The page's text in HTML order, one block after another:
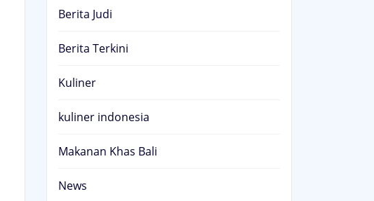
Berita Judi
Berita Terkini
Kuliner
kuliner indonesia
Makanan Khas Bali
News